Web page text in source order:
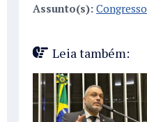
Assunto(s): Congresso
Leia também: